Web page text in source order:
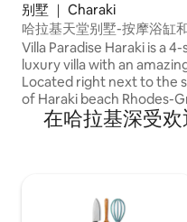
别墅 ｜ Charaki
哈拉基天堂别墅-按摩浴缸
Villa Paradise Haraki is a
luxury villa with an
Located right next to the
of Haraki beach Rhodes-
possible to accommodate
persons. Big outdoor jacuzzi with sea
bathrooms, fully equipped
在哈拉基深受